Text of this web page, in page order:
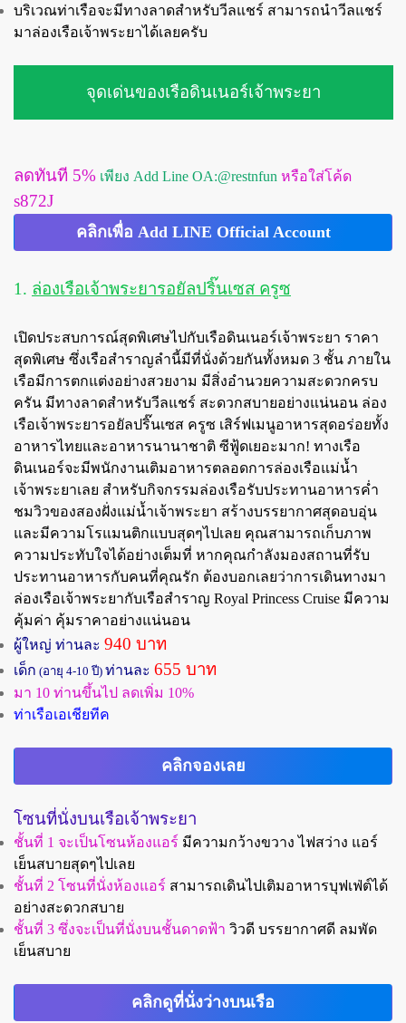
บริเวณท่าเรือจะมีทางลาดสำหรับวีลแชร์ สามารถนำวีลแชร์
มาล่องเรือเจ้าพระยาได้เลยครับ
จุดเด่นของเรือดินเนอร์เจ้าพระยา
ลดทันที 5% เพียง Add Line OA:@restnfun หรือใส่โค้ด
s872J
คลิกเพื่อ Add LINE Official Account
1. ล่องเรือเจ้าพระยารอยัลปริ๊นเซส ครูซ
เปิดประสบการณ์สุดพิเศษไปกับเรือดินเนอร์เจ้าพระยา ราคา
สุดพิเศษ ซึ่งเรือสำราญลำนี้มีที่นั่งด้วยกันทั้งหมด 3 ชั้น ภายใน
เรือมีการตกแต่งอย่างสวยงาม มีสิ่งอำนวยความสะดวกครบ
ครัน มีทางลาดสำหรับวีลแชร์ สะดวกสบายอย่างแน่นอน ล่อง
เรือเจ้าพระยารอยัลปริ๊นเซส ครูซ เสิร์ฟเมนูอาหารสุดอร่อยทั้ง
อาหารไทยและอาหารนานาชาติ ซีฟู้ดเยอะมาก! ทางเรือ
ดินเนอร์จะมีพนักงานเติมอาหารตลอดการล่องเรือแม่น้ำ
เจ้าพระยาเลย สำหรับกิจกรรมล่องเรือรับประทานอาหารค่ำ
ชมวิวของสองฝั่งแม่น้ำเจ้าพระยา สร้างบรรยากาศสุดอบอุ่น
และมีความโรแมนติกแบบสุดๆไปเลย คุณสามารถเก็บภาพ
ความประทับใจได้อย่างเต็มที่ หากคุณกำลังมองสถานที่รับ
ประทานอาหารกับคนที่คุณรัก ต้องบอกเลยว่าการเดินทางมา
ล่องเรือเจ้าพระยากับเรือสำราญ Royal Princess Cruise มีความ
คุ้มค่า คุ้มราคาอย่างแน่นอน
ผู้ใหญ่ ท่านละ 940 บาท
เด็ก (อายุ 4-10 ปี) ท่านละ 655 บาท
มา 10 ท่านขึ้นไป ลดเพิ่ม 10%
ท่าเรือเอเชียทีค
คลิกจองเลย
โซนที่นั่งบนเรือเจ้าพระยา
ชั้นที่ 1 จะเป็นโซนห้องแอร์ มีความกว้างขวาง ไฟสว่าง แอร์
เย็นสบายสุดๆไปเลย
ชั้นที่ 2 โซนที่นั่งห้องแอร์ สามารถเดินไปเติมอาหารบุฟเฟ่ต์ได้
อย่างสะดวกสบาย
ชั้นที่ 3 ซึ่งจะเป็นที่นั่งบนชั้นดาดฟ้า วิวดี บรรยากาศดี ลมพัด
เย็นสบาย
คลิกดูที่นั่งว่างบนเรือ